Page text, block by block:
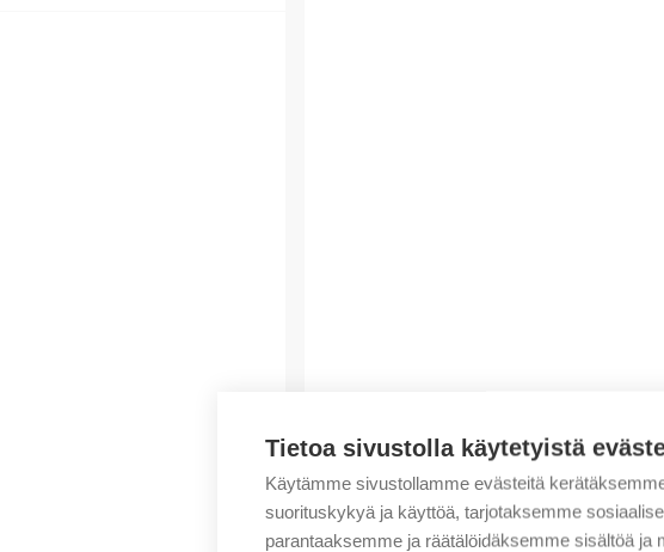
Tietoa sivustolla käytetyistä
Käytämme sivustollamme evästeitä
suorituskykyä ja käyttöä, tarjotaksemme
parantaaksemme ja räätälöidäksemme sisältöä ja